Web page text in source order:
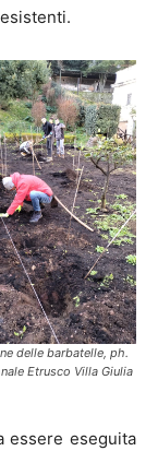
delle barbatelle, ph.
Etrusco Villa Giulia
essere eseguita